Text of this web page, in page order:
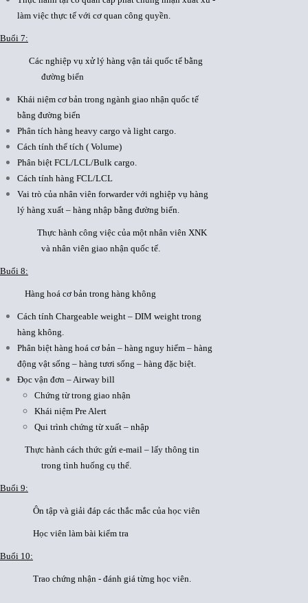
làm việc thực tế với cơ quan công quyền.
Buổi 7:
Các nghiệp vụ xử lý hàng vận tải quốc tế bằng
đường biển
Khái niệm cơ bản trong ngành giao nhận quốc tế
bằng đường biển
Phân tích hàng heavy cargo và light cargo.
Cách tính thể tích ( Volume)
Phân biệt FCL/LCL/Bulk cargo.
Cách tính hàng FCL/LCL
Vai trò của nhân viên forwarder với nghiệp vụ hàng
lý hàng xuất – hàng nhập bằng đường biển.
Thực hành công việc của một nhân viên XNK
và nhân viên giao nhận quốc tế.
Buổi 8:
Hàng hoá cơ bản trong hàng không
Cách tính Chargeable weight – DIM weight trong
hàng không.
Phân biệt hàng hoá cơ bản – hàng nguy hiểm – hàng
động vật sống – hàng tươi sống – hàng đặc biệt.
Đọc vận đơn – Airway bill
Chứng từ trong giao nhận
Khái niệm Pre Alert
Qui trình chứng từ xuất – nhập
Thực hành cách thức gửi e-mail – lấy thông tin
trong tình huống cụ thể.
Buổi 9:
Ôn tập và giải đáp các thắc mắc của học viên
Học viên làm bài kiểm tra
Buổi 10:
Trao chứng nhận - đánh giá từng học viên.